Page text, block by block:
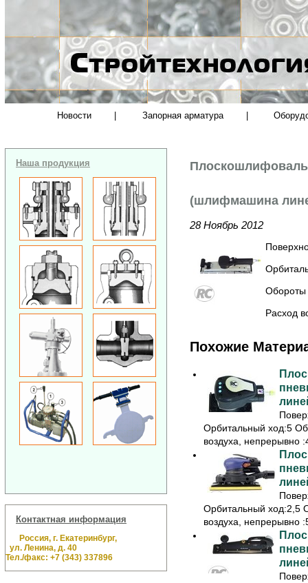
Новости Запорная арматура
Наша продукция
Контактная информация
Россия, г. Екатеринбург,
ул. Ленина, д. 40
Тел./факс: +7 (343) 337896
(шлифмашина
28 Ноябрь 2012
Обороты
Расход
Похожие
Орбитальный ход:5
воздуха, непрерывно
Орбитальный ход:2,5
воздуха, непрерывно